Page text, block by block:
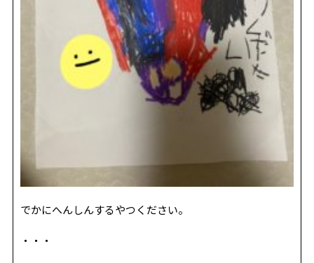
でかにへんしんするやつください。
・・・